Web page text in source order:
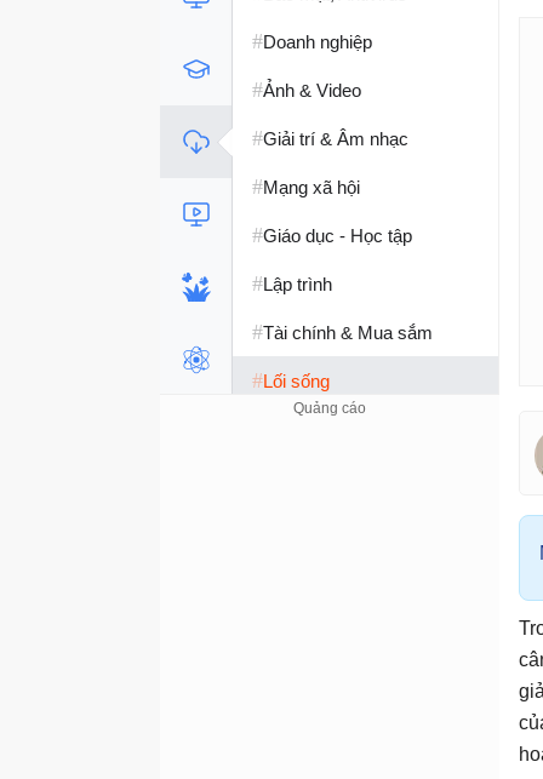
#Doanh nghiệp
#Ảnh & Video
#Giải trí & Âm nhạc
#Mạng xã hội
#Giáo dục - Học tập
#Lập trình
#Tài chính & Mua sắm
#Lối sống